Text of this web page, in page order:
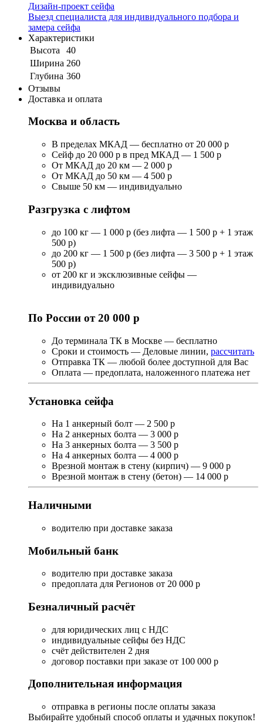
Дизайн-проект сейфа
Выезд специалиста для индивидуального подбора и
замера сейфа
Характеристики
Высота
40
Ширина 260
Глубина 360
Отзывы
Доставка и оплата
Москва и область
В пределах МКАД — бесплатно от 20 000 р
Сейф до 20 000 р в пред МКАД — 1 500 р
От МКАД до 20 км — 2 000 р
От МКАД до 50 км — 4 500 р
Свыше 50 км — индивидуально
Разгрузка с лифтом
до 100 кг — 1 000 р (без лифта — 1 500 р + 1 этаж
500 р)
до 200 кг — 1 500 р (без лифта — 3 500 р + 1 этаж
500 р)
от 200 кг и эксклюзивные сейфы —
индивидуально
По России от 20 000 р
До терминала ТК в Москве — бесплатно
Сроки и стоимость — Деловые линии, рассчитать
Отправка ТК — любой более доступной для Вас
Оплата — предоплата, наложенного платежа нет
Установка сейфа
На 1 анкерный болт — 2 500 р
На 2 анкерных болта — 3 000 р
На 3 анкерных болта — 3 500 р
На 4 анкерных болта — 4 000 р
Врезной монтаж в стену (кирпич) — 9 000 р
Врезной монтаж в стену (бетон) — 14 000 р
Наличными
водителю при доставке заказа
Мобильный банк
водителю при доставке заказа
предоплата для Регионов от 20 000 р
Безналичный расчёт
для юридических лиц с НДС
индивидуальные сейфы без НДС
счёт действителен 2 дня
договор поставки при заказе от 100 000 р
Дополнительная информация
отправка в регионы после оплаты заказа
Выбирайте удобный способ оплаты и удачных покупок!